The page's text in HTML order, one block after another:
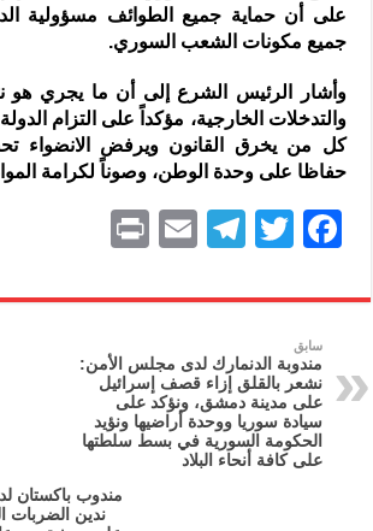
على أن حماية جميع الطوائف مسؤولية
جميع مكونات الشعب السوري.
وأشار الرئيس الشرع إلى أن ما يجري هو
والتدخلات الخارجية، مؤكداً على التزام
كل من يخرق القانون ويرفض الانضواء
حفاظا على وحدة الوطن، وصوناً لكرامة
F
c
e
b
o
o
T
itt
er
T
e
gr
a
m
E
ai
l
nt
سابق
مندوبة الدنمارك لدى مجلس الأمن:
نشعر بالقلق إزاء قصف إسرائيل
على مدينة دمشق، ونؤكد على
سيادة سوريا ووحدة أراضيها ونؤيد
الحكومة السورية في بسط سلطتها
على كافة أنحاء البلاد
مندوب باكستان
ندين الضربات